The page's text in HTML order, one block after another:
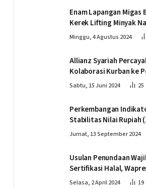
Enam Lapangan Migas
Kerek Lifting Minyak
Minggu, 4 Agustus 2024
Allianz Syariah
Kolaborasi Kurban ke
Negeri bersama
Sabtu, 15 Juni 2024 25
Perkembangan
Stabilitas Nilai Rupiah
September 2024)
Jumat, 13 September 2024
Usulan Penundaan
Sertifikasi Halal, Wapres KH
Ma’ruf Amin: Proses
Selasa, 2 April 2024 19